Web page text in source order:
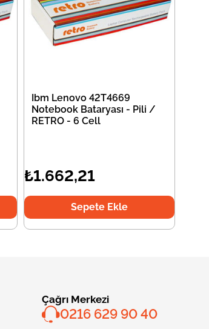
Ibm Lenovo 42T4669
Notebook Bataryası - Pili /
RETRO - 6 Cell
₺1.662,21
Sepete Ekle
Çağrı Merkezi
0216 629 90 40